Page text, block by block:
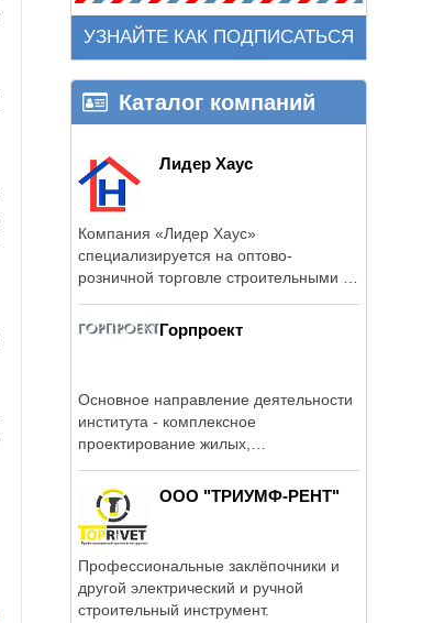
УЗНАЙТЕ КАК ПОДПИСАТЬСЯ
Каталог компаний
Лидер Хаус
Компания «Лидер Хаус»
специализируется на оптово-
розничной торговле строительными и
Горпроект
Основное направление деятельности
института - комплексное
проектирование жилых,
ООО "ТРИУМФ-РЕНТ"
Профессиональные заклёпочники и
другой электрический и ручной
строительный инструмент.